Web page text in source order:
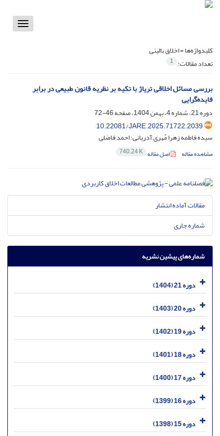
Toggle
کلیدواژه‌ها =اخلاق بالینی
تعداد مقالات: 1
بررسی مسائل اخلاقی تریاژ با تکیه بر نظریه قانون طبیعی در برابر
فایده‌گرایی
دوره 21، شماره 4، بهمن 1404، صفحه
46-72
10.22081/JARE.2025.71722.2039
سیده فاطمه زهرا مُهری آدریانی؛ احمد فاضلی
مشاهده مقاله اصل مقاله 740.24 K
مقالات آماده انتشار
شماره جاری
شماره‌های پیشین نشریه
دوره 21 (1404)
دوره 20 (1403)
دوره 19 (1402)
دوره 18 (1401)
دوره 17 (1400)
دوره 16 (1399)
دوره 15 (1398)